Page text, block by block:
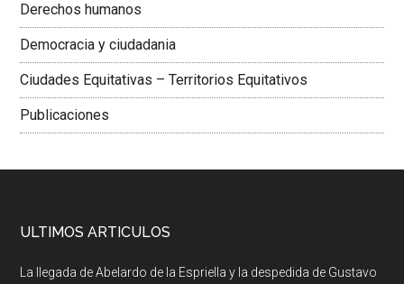
Derechos humanos
Democracia y ciudadania
Ciudades Equitativas – Territorios Equitativos
Publicaciones
ULTIMOS ARTICULOS
La llegada de Abelardo de la Espriella y la despedida de Gustavo